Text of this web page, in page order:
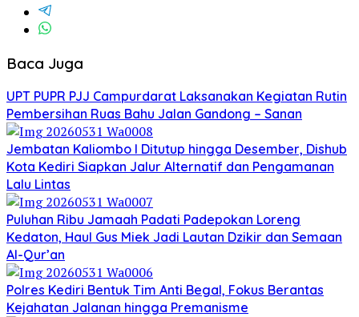
Baca Juga
UPT PUPR PJJ Campurdarat Laksanakan Kegiatan Rutin
Pembersihan Ruas Bahu Jalan Gandong – Sanan
Jembatan Kaliombo I Ditutup hingga Desember, Dishub
Kota Kediri Siapkan Jalur Alternatif dan Pengamanan
Lalu Lintas
Puluhan Ribu Jamaah Padati Padepokan Loreng
Kedaton, Haul Gus Miek Jadi Lautan Dzikir dan Semaan
Al-Qur’an
Polres Kediri Bentuk Tim Anti Begal, Fokus Berantas
Kejahatan Jalanan hingga Premanisme